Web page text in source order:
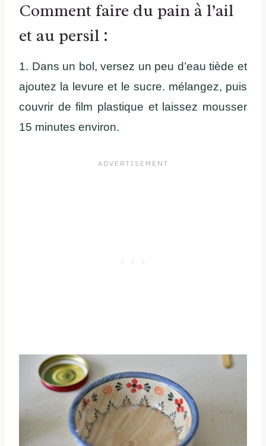
Comment faire du pain à l’ail
et au persil :
1. Dans un bol, versez un peu d’eau tiède et
ajoutez la levure et le sucre. mélangez, puis
couvrir de film plastique et laissez mousser
15 minutes environ.